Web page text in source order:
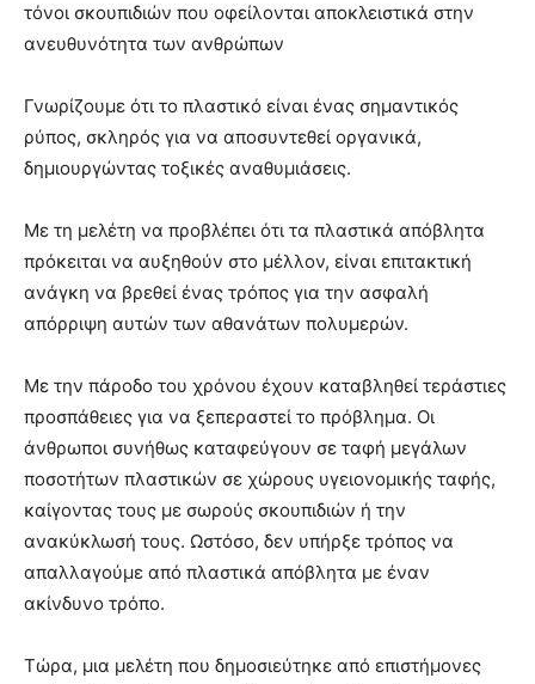
τόνοι σκουπιδιών που οφείλονται αποκλειστικά στην
ανευθυνότητα των ανθρώπων
Γνωρίζουμε ότι το πλαστικό είναι ένας σημαντικός
ρύπος, σκληρός για να αποσυντεθεί οργανικά,
δημιουργώντας τοξικές αναθυμιάσεις.
Με τη μελέτη να προβλέπει ότι τα πλαστικά απόβλητα
πρόκειται να αυξηθούν στο μέλλον, είναι επιτακτική
ανάγκη να βρεθεί ένας τρόπος για την ασφαλή
απόρριψη αυτών των αθανάτων πολυμερών.
Με την πάροδο του χρόνου έχουν καταβληθεί τεράστιες
προσπάθειες για να ξεπεραστεί το πρόβλημα. Οι
άνθρωποι συνήθως καταφεύγουν σε ταφή μεγάλων
ποσοτήτων πλαστικών σε χώρους υγειονομικής ταφής,
καίγοντας τους με σωρούς σκουπιδιών ή την
ανακύκλωσή τους. Ωστόσο, δεν υπήρξε τρόπος να
απαλλαγούμε από πλαστικά απόβλητα με έναν
ακίνδυνο τρόπο.
Τώρα, μια μελέτη που δημοσιεύτηκε από επιστήμονες